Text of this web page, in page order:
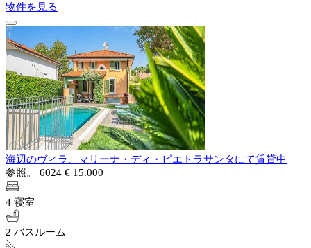
物件を見る
海辺のヴィラ、マリーナ・ディ・ピエトラサンタにて賃貸中
参照。 6024 € 15.000
4 寝室
2 バスルーム